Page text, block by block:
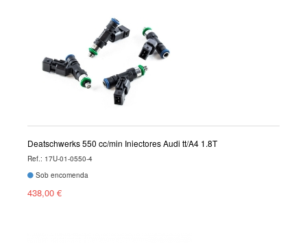
Deatschwerks 550 cc/min Injectores Audi tt/A4 1.8T
Ref.: 17U-01-0550-4
Sob encomenda
438,00 €